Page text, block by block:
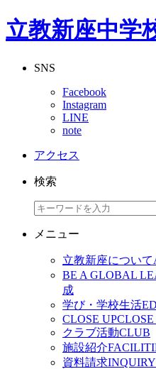
立教新座中学
SNS
Facebook
Instagram
LINE
note
アクセス
検索
メニュー
立教新座について
BE A GLOBAL
成
学び・学校生活
CLOSE UPCLOSE
クラブ活動CLUB
施設紹介
資料請求